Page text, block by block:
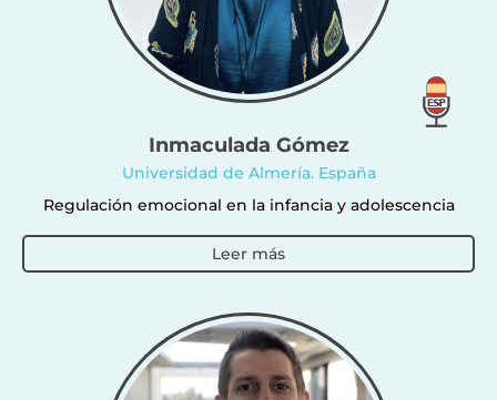
Inmaculada Gómez
Universidad de Almería. España
Regulación emocional en la infancia y adolescencia
Leer más